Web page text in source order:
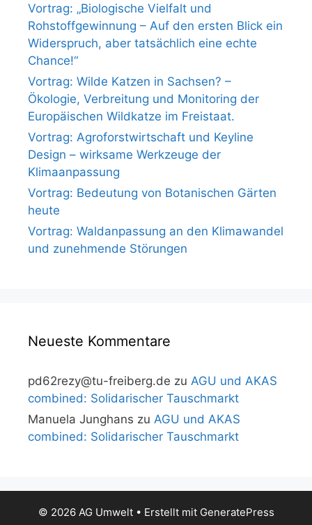
Vortrag: „Biologische Vielfalt und
Rohstoffgewinnung – Auf den ersten Blick ein
Widerspruch, aber tatsächlich eine echte
Chance!“
Vortrag: Wilde Katzen in Sachsen? –
Ökologie, Verbreitung und Monitoring der
Europäischen Wildkatze im Freistaat.
Vortrag: Agroforstwirtschaft und Keyline
Design – wirksame Werkzeuge der
Klimaanpassung
Vortrag: Bedeutung von Botanischen Gärten
heute
Vortrag: Waldanpassung an den Klimawandel
und zunehmende Störungen
Neueste Kommentare
pd62rezy@tu-freiberg.de zu AGU und AKAS
combined: Solidarischer Tauschmarkt
Manuela Junghans zu AGU und AKAS
combined: Solidarischer Tauschmarkt
© 2026 AG Umwelt• Erstellt mit GeneratePress